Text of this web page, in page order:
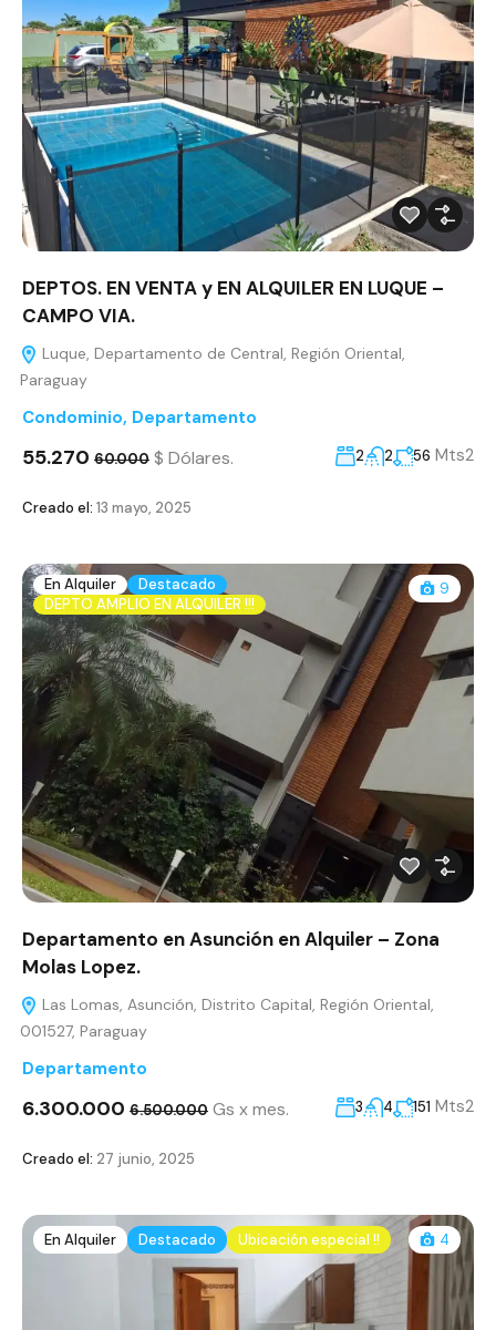
DEPTOS. EN VENTA y EN ALQUILER EN LUQUE –
CAMPO VIA.
Luque, Departamento de Central, Región Oriental,
Paraguay
Condominio, Departamento
55.270 60.000 $ Dólares. 2 2 56 Mts2
Creado el: 13 mayo, 2025
En Alquiler
Destacado
DEPTO AMPLIO EN ALQUILER !!!
9
Departamento en Asunción en Alquiler – Zona
Molas Lopez.
Las Lomas, Asunción, Distrito Capital, Región Oriental,
001527, Paraguay
Departamento
6.300.000 6.500.000 Gs x mes. 3 4 151 Mts2
Creado el: 27 junio, 2025
En Alquiler Destacado Ubicación especial !! 4